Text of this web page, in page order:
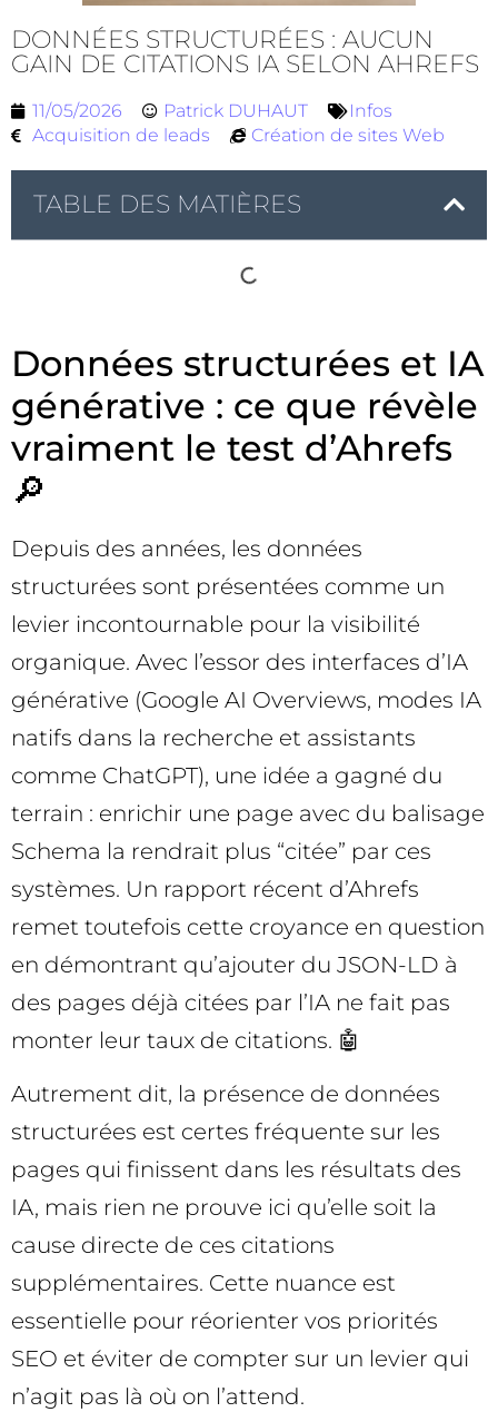
DONNÉES STRUCTURÉES : AUCUN
GAIN DE CITATIONS IA SELON AHREFS
11/05/2026 Patrick DUHAUT
Infos
Acquisition de leads
Création de sites Web
TABLE DES MATIÈRES
Données structurées et IA
générative : ce que révèle
vraiment le test d’Ahrefs
🔎
Depuis des années, les données
structurées sont présentées comme un
levier incontournable pour la visibilité
organique. Avec l’essor des interfaces d’IA
générative (Google AI Overviews, modes IA
natifs dans la recherche et assistants
comme ChatGPT), une idée a gagné du
terrain : enrichir une page avec du balisage
Schema la rendrait plus “citée” par ces
systèmes. Un rapport récent d’Ahrefs
remet toutefois cette croyance en question
en démontrant qu’ajouter du JSON-LD à
des pages déjà citées par l’IA ne fait pas
monter leur taux de citations. 🤖
Autrement dit, la présence de données
structurées est certes fréquente sur les
pages qui finissent dans les résultats des
IA, mais rien ne prouve ici qu’elle soit la
cause directe de ces citations
supplémentaires. Cette nuance est
essentielle pour réorienter vos priorités
SEO et éviter de compter sur un levier qui
n’agit pas là où on l’attend.